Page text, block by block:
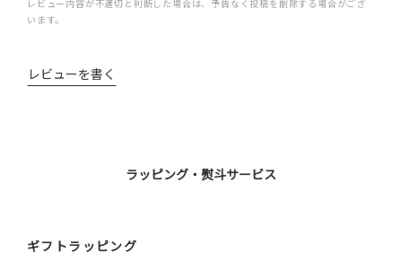
レビュー内容が不適切と判断した場合は、予告なく投稿を削除する場合がござ
います。
レビューを書く
ラッピング・熨斗サービス
ギフトラッピング